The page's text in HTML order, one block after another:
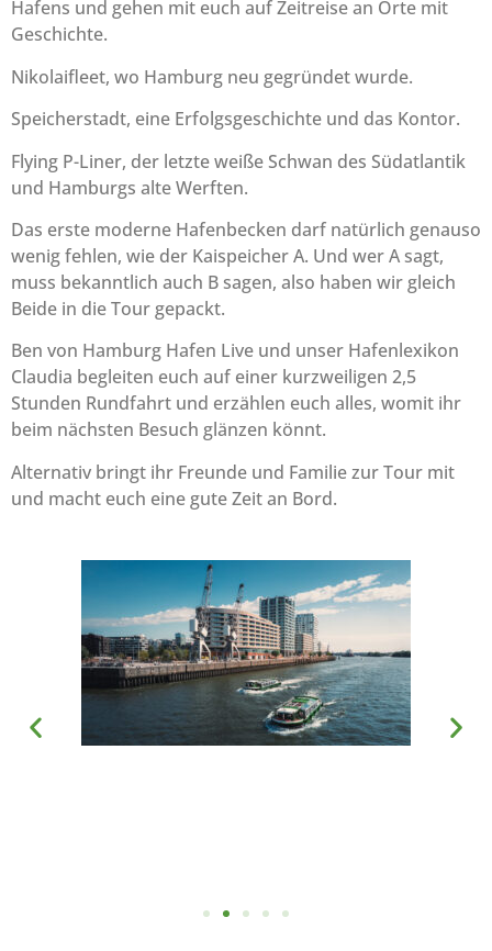
Hafens und gehen mit euch auf Zeitreise an Orte mit
Geschichte.
Nikolaifleet, wo Hamburg neu gegründet wurde.
Speicherstadt, eine Erfolgsgeschichte und das Kontor.
Flying P-Liner, der letzte weiße Schwan des Südatlantik
und Hamburgs alte Werften.
Das erste moderne Hafenbecken darf natürlich genauso
wenig fehlen, wie der Kaispeicher A. Und wer A sagt,
muss bekanntlich auch B sagen, also haben wir gleich
Beide in die Tour gepackt.
Ben von Hamburg Hafen Live und unser Hafenlexikon
Claudia begleiten euch auf einer kurzweiligen 2,5
Stunden Rundfahrt und erzählen euch alles, womit ihr
beim nächsten Besuch glänzen könnt.
Alternativ bringt ihr Freunde und Familie zur Tour mit
und macht euch eine gute Zeit an Bord.